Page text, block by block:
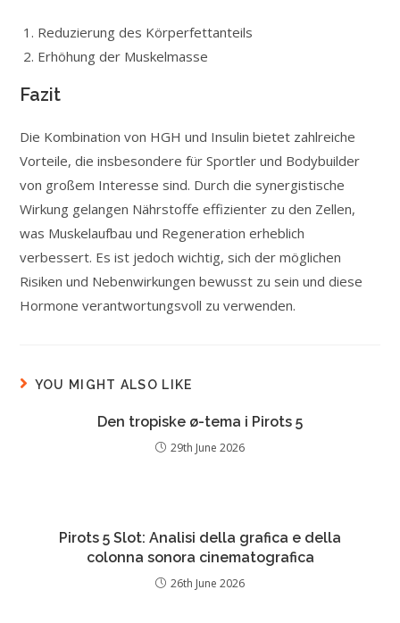
Reduzierung des Körperfettanteils
Erhöhung der Muskelmasse
Fazit
Die Kombination von HGH und Insulin bietet zahlreiche
Vorteile, die insbesondere für Sportler und Bodybuilder
von großem Interesse sind. Durch die synergistische
Wirkung gelangen Nährstoffe effizienter zu den Zellen,
was Muskelaufbau und Regeneration erheblich
verbessert. Es ist jedoch wichtig, sich der möglichen
Risiken und Nebenwirkungen bewusst zu sein und diese
Hormone verantwortungsvoll zu verwenden.
YOU MIGHT ALSO LIKE
Den tropiske ø-tema i Pirots 5
29th June 2026
Pirots 5 Slot: Analisi della grafica e della
colonna sonora cinematografica
26th June 2026